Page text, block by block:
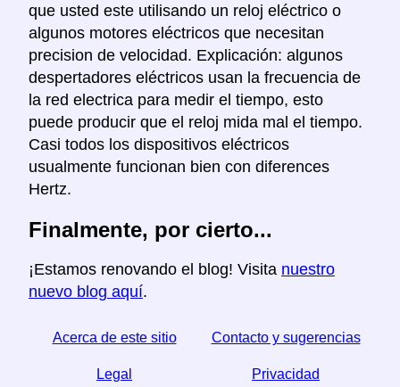
que usted este utilisando un reloj eléctrico o
algunos motores eléctricos que necesitan
precision de velocidad. Explicación: algunos
despertadores eléctricos usan la frecuencia de
la red electrica para medir el tiempo, esto
puede producir que el reloj mida mal el tiempo.
Casi todos los dispositivos eléctricos
usualmente funcionan bien con diferences
Hertz.
Finalmente, por cierto...
¡Estamos renovando el blog! Visita nuestro
nuevo blog aquí.
Acerca de este sitio Contacto y sugerencias
Legal Privacidad